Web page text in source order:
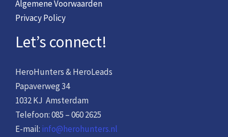
Algemene Voorwaarden
Privacy Policy
Let’s connect!
HeroHunters & HeroLeads
Papaverweg 34
1032 KJ Amsterdam
Telefoon: 085 – 060 2625
E-mail: info@herohunters.nl